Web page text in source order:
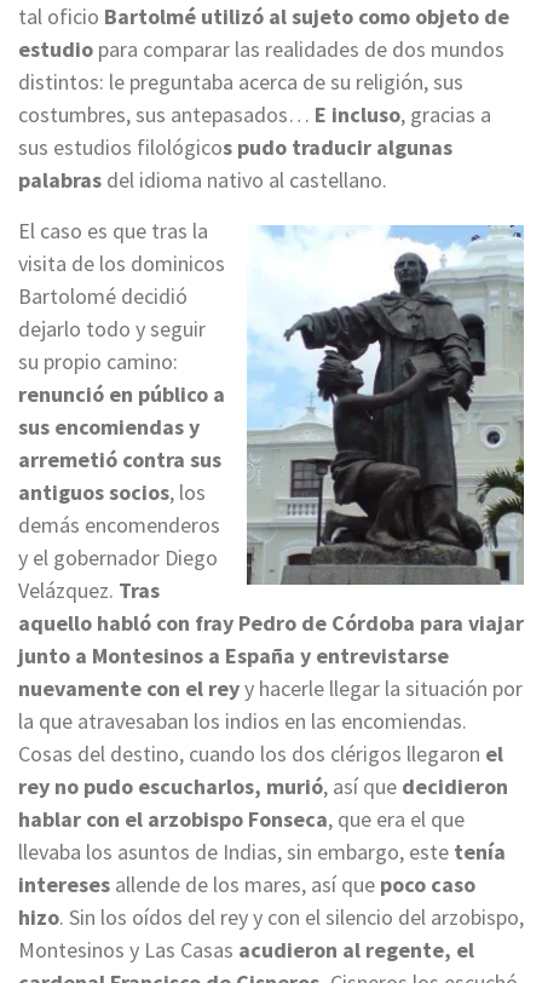
tal oficio Bartolmé utilizó al sujeto como objeto de
estudio para comparar las realidades de dos mundos
distintos: le preguntaba acerca de su religión, sus
costumbres, sus antepasados… E incluso, gracias a
sus estudios filológicos pudo traducir algunas
palabras del idioma nativo al castellano.
El caso es que tras la
visita de los dominicos
Bartolomé decidió
dejarlo todo y seguir
su propio camino:
renunció en público a
sus encomiendas y
arremetió contra sus
antiguos socios, los
demás encomenderos
y el gobernador Diego
Velázquez. Tras
aquello habló con fray Pedro de Córdoba para viajar
junto a Montesinos a España y entrevistarse
nuevamente con el reyy hacerle llegar la situación por
la que atravesaban los indios en las encomiendas.
Cosas del destino, cuando los dos clérigos llegaron el
rey no pudo escucharlos, murió, así que decidieron
hablar con el arzobispo Fonseca, que era el que
llevaba los asuntos de Indias, sin embargo, este tenía
intereses allende de los mares, así que poco caso
hizo. Sin los oídos del rey y con el silencio del arzobispo,
Montesinos y Las Casas acudieron al regente, el